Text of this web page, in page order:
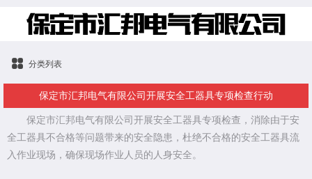
分类列表
保定市汇邦电气有限公司开展安全工器具专项检查行动
保定市汇邦电气有限公司开展安全工器具专项检查，消除由于安
全工器具不合格等问题带来的安全隐患，杜绝不合格的安全工器具流
入作业现场，确保现场作业人员的人身安全。